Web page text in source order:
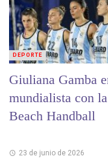
Giuliana Gamba
mundialista con
Beach Handball
23 de junio de 2026
DEPORTE